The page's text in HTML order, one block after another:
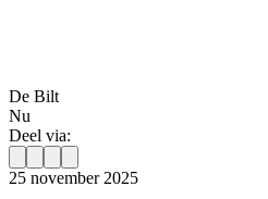
De Bilt
Nu
Deel via:
25 november 2025